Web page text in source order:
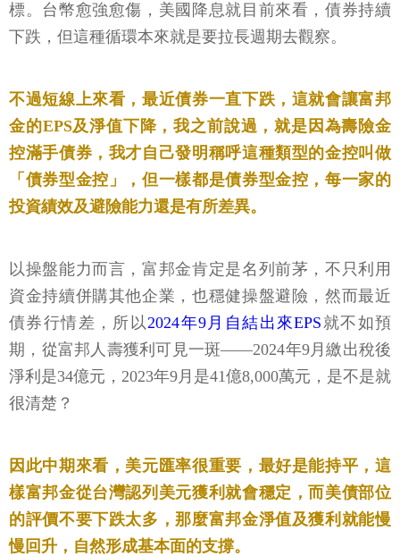
標。台幣愈強愈傷，美國降息就目前來看，債券持續
下跌，但這種循環本來就是要拉長週期去觀察。
不過短線上來看，最近債券一直下跌，這就會讓富邦
金的EPS及淨值下降，我之前說過，就是因為壽險金
控滿手債券，我才自己發明稱呼這種類型的金控叫做
「債券型金控」，但一樣都是債券型金控，每一家的
投資績效及避險能力還是有所差異。
以操盤能力而言，富邦金肯定是名列前茅，不只利用
資金持續併購其他企業，也穩健操盤避險，然而最近
債券行情差，所以2024年9月自結出來EPS就不如預
期，從富邦人壽獲利可見一斑——2024年9月繳出稅後
淨利是34億元，2023年9月是41億8,000萬元，是不是就
很清楚？
因此中期來看，美元匯率很重要，最好是能持平，這
樣富邦金從台灣認列美元獲利就會穩定，而美債部位
的評價不要下跌太多，那麼富邦金淨值及獲利就能慢
慢回升，自然形成基本面的支撐。